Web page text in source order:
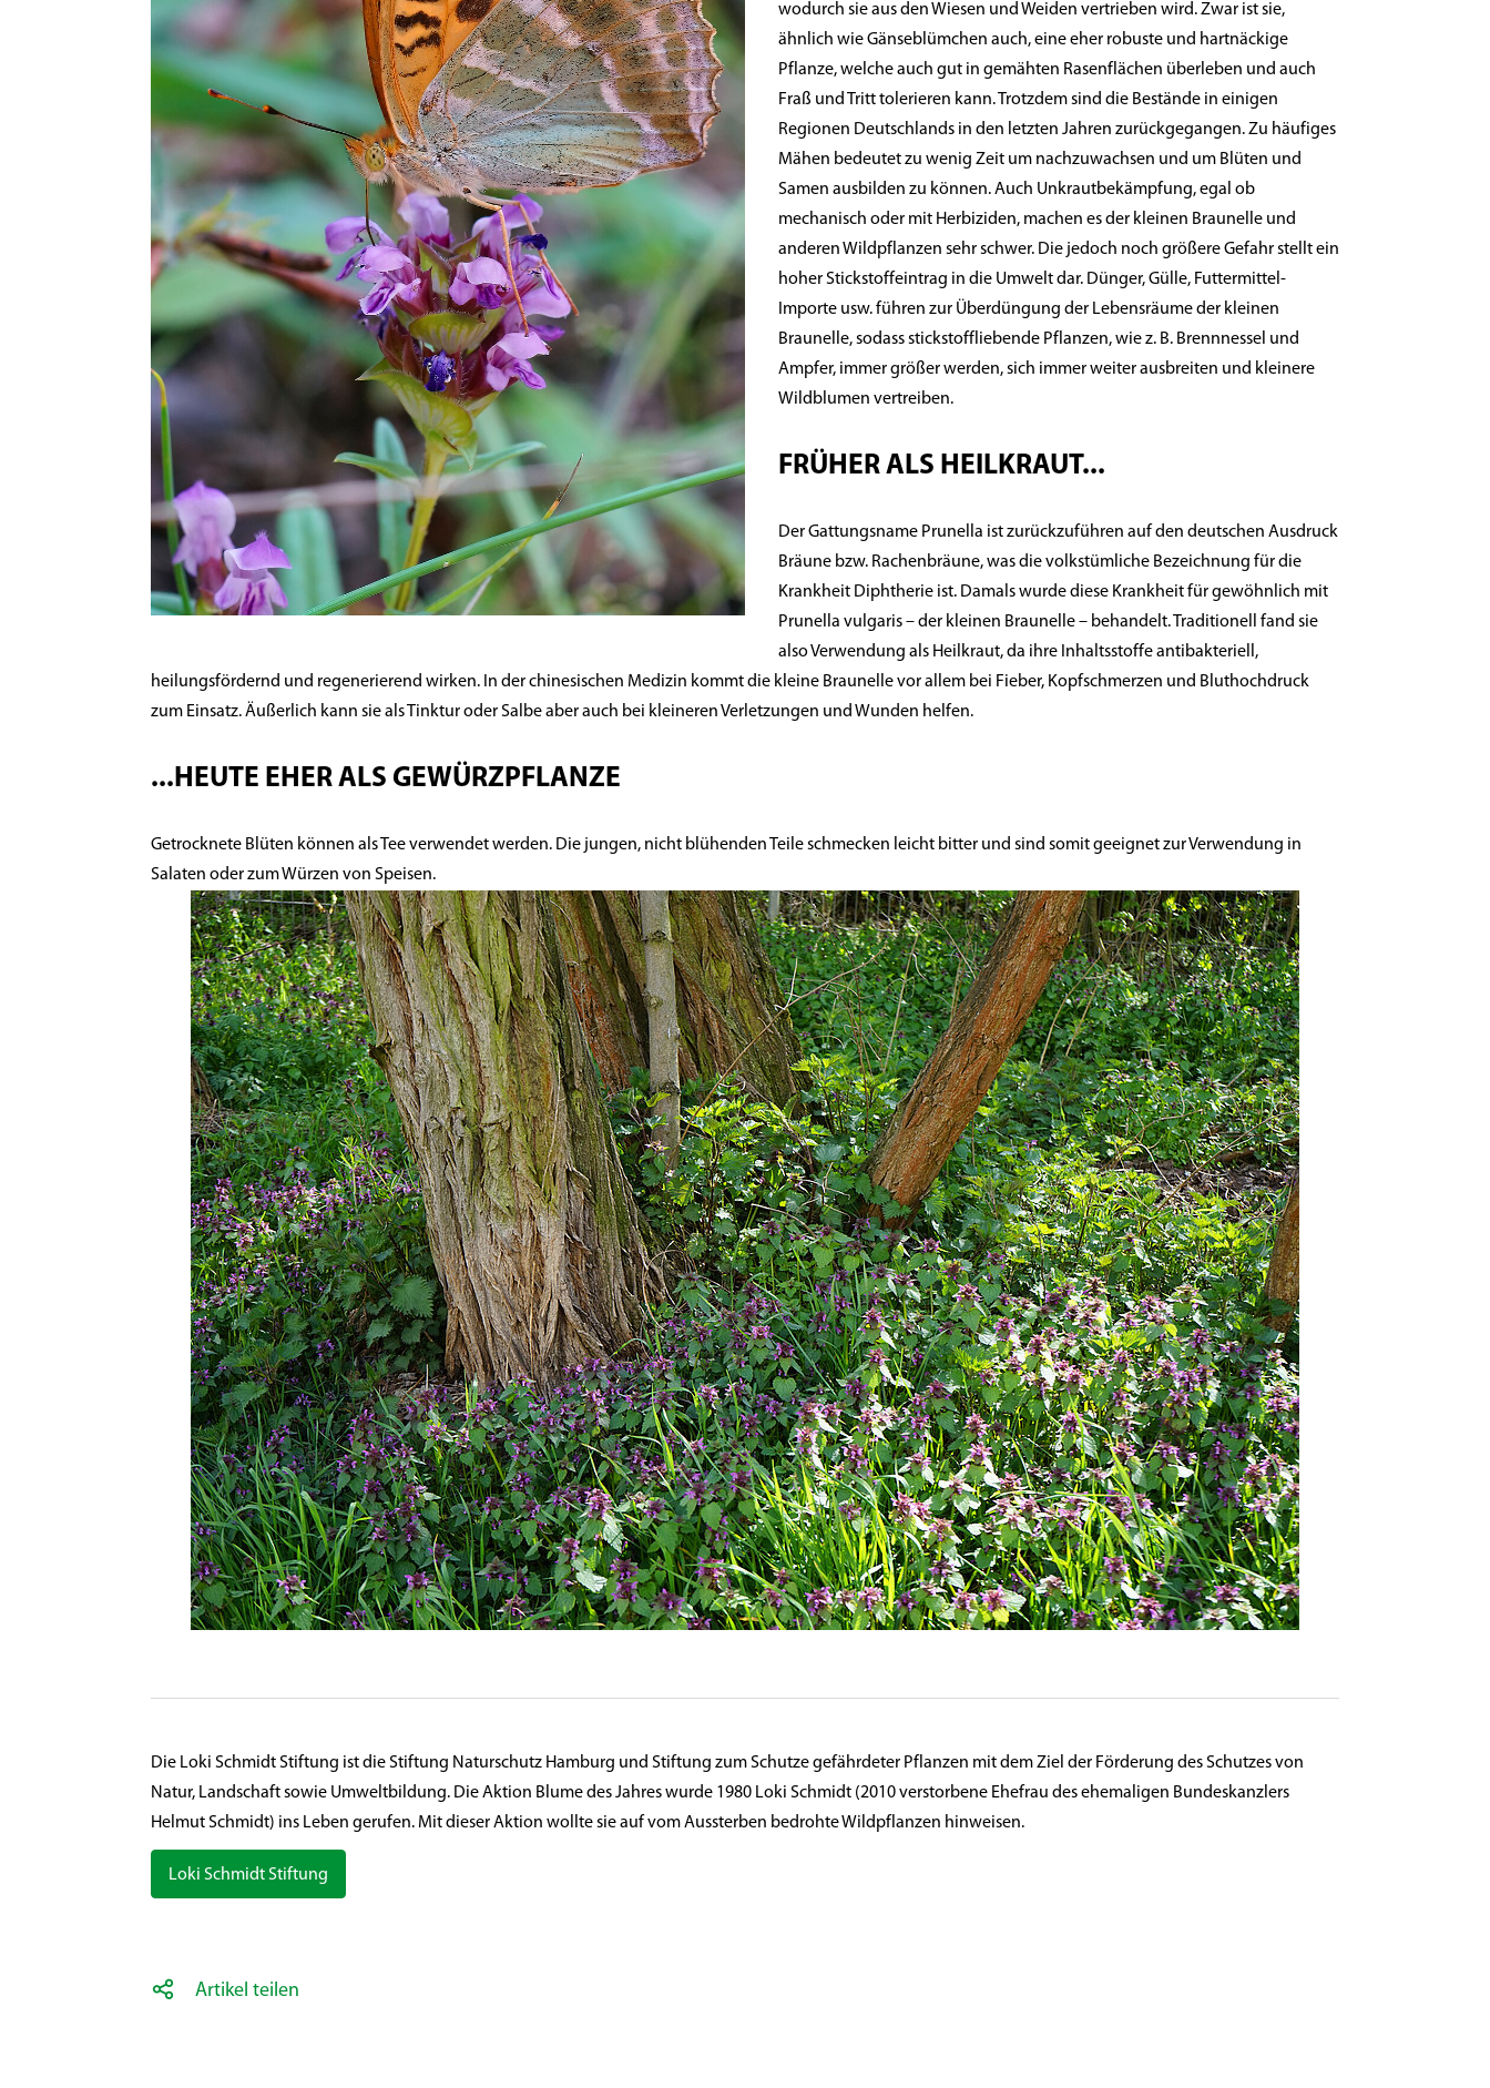
wodurch sie aus den Wiesen und Weiden vertrieben wird. Zwar ist sie,
ähnlich wie Gänseblümchen auch, eine eher robuste und hartnäckige
Pflanze, welche auch gut in gemähten Rasenflächen überleben und auch
Fraß und Tritt tolerieren kann. Trotzdem sind die Bestände in einigen
Regionen Deutschlands in den letzten Jahren zurückgegangen. Zu häufiges
Mähen bedeutet zu wenig Zeit um nachzuwachsen und um Blüten und
Samen ausbilden zu können. Auch Unkrautbekämpfung, egal ob
mechanisch oder mit Herbiziden, machen es der kleinen Braunelle und
anderen Wildpflanzen sehr schwer. Die jedoch noch größere Gefahr stellt ein
hoher Stickstoffeintrag in die Umwelt dar. Dünger, Gülle, Futtermittel-
Importe usw. führen zur Überdüngung der Lebensräume der kleinen
Braunelle, sodass stickstoffliebende Pflanzen, wie z. B. Brennnessel und
Ampfer, immer größer werden, sich immer weiter ausbreiten und kleinere
Wildblumen vertreiben.
FRÜHER ALS HEILKRAUT...
Der Gattungsname Prunella ist zurückzuführen auf den deutschen Ausdruck
Bräune bzw. Rachenbräune, was die volkstümliche Bezeichnung für die
Krankheit Diphtherie ist. Damals wurde diese Krankheit für gewöhnlich mit
Prunella vulgaris – der kleinen Braunelle – behandelt. Traditionell fand sie
also Verwendung als Heilkraut, da ihre Inhaltsstoffe antibakteriell,
heilungsfördernd und regenerierend wirken. In der chinesischen Medizin kommt die kleine Braunelle vor allem bei Fieber, Kopfschmerzen und Bluthochdruck
zum Einsatz. Äußerlich kann sie als Tinktur oder Salbe aber auch bei kleineren Verletzungen und Wunden helfen.
...HEUTE EHER ALS GEWÜRZPFLANZE
Getrocknete Blüten können als Tee verwendet werden. Die jungen, nicht blühenden Teile schmecken leicht bitter und sind somit geeignet zur Verwendung in
Salaten oder zum Würzen von Speisen.
Die Loki Schmidt Stiftung ist die Stiftung Naturschutz Hamburg und Stiftung zum Schutze gefährdeter Pflanzen mit dem Ziel der Förderung des Schutzes von
Natur, Landschaft sowie Umweltbildung. Die Aktion Blume des Jahres wurde 1980 Loki Schmidt (2010 verstorbene Ehefrau des ehemaligen Bundeskanzlers
Helmut Schmidt) ins Leben gerufen. Mit dieser Aktion wollte sie auf vom Aussterben bedrohte Wildpflanzen hinweisen.
Loki Schmidt Stiftung
Artikel teilen